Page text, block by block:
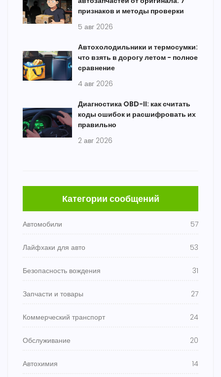
признаков и методы проверки
5 авг 2026
Автохолодильники и термосумки:
что взять в дорогу летом - полное
сравнение
4 авг 2026
Диагностика OBD-II: как считать
коды ошибок и расшифровать их
правильно
2 авг 2026
Категории сообщений
Автомобили 57
Лайфхаки для авто 53
Безопасность вождения 31
Запчасти и товары 27
Коммерческий транспорт 24
Обслуживание 20
Автохимия 14